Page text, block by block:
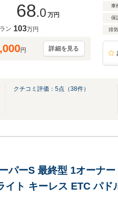
68.0 万円
ン 103万円
円 詳細を見る
車
保
排
クチコミ評価： 5点（38件）
パーS 最終型 1オーナ
イト キーレス ETC パド